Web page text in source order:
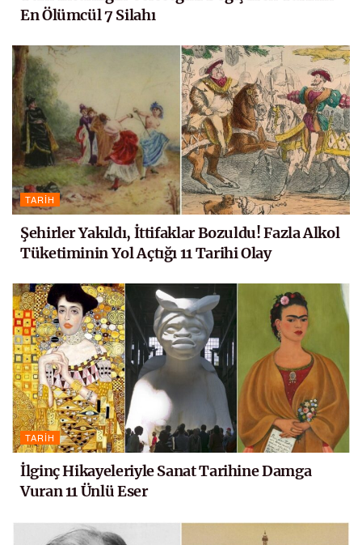
En Ölümcül 7 Silahı
TARIH
Şehirler Yakıldı, İttifaklar Bozuldu! Fazla Alkol
Tüketiminin Yol Açtığı 11 Tarihi Olay
TARIH
İlginç Hikayeleriyle Sanat Tarihine Damga
Vuran 11 Ünlü Eser